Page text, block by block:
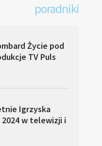
poradniki
Życie pod
TV Puls
Igrzyska
2024 w telewizji i